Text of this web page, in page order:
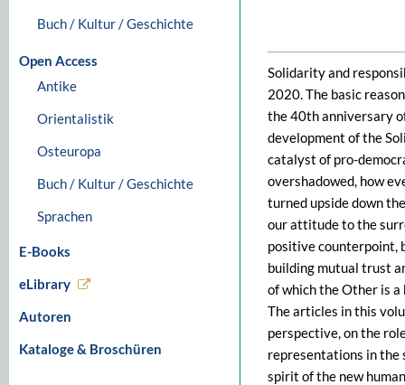
Buch / Kultur / Geschichte
Open Access
Antike
Orientalistik
Osteuropa
Buch / Kultur / Geschichte
Sprachen
E-Books
eLibrary
Autoren
Kataloge & Broschüren
Solidarity and
2020. The basic
the 40th anniversary
development of the
catalyst of pro-
overshadowed, how
turned upside down
our attitude to the
positive counterpoint,
building mutual trust
of which the Other is a
The articles in this
perspective, on the
representations in the
spirit of the new